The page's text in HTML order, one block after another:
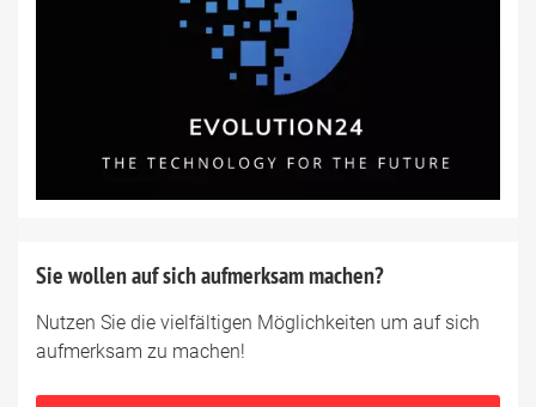
Sie wollen auf sich aufmerksam machen?
Nutzen Sie die vielfältigen Möglichkeiten um auf sich
aufmerksam zu machen!